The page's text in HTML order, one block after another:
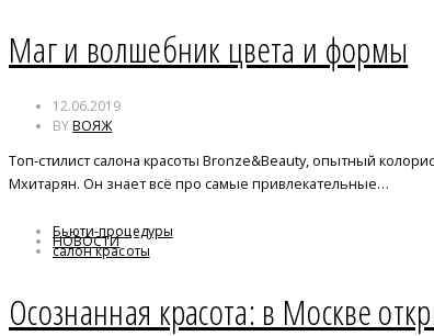
Маг и волшебник цвета и формы
12.06.2019
BYВОЯЖ
Топ-стилист салона красоты Bronze&Beauty, опытный
Мхитарян. Он знает всё про самые привлекательные…
НОВОСТИ
Бьюти-процедуры
салон красоты
Осознанная красота: в Москве